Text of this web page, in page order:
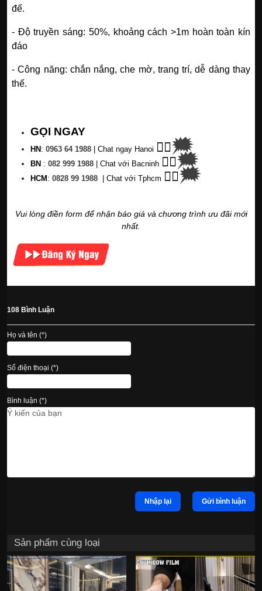
đế.
- Độ truyền sáng: 50%, khoảng cách >1m hoàn toàn kín
đáo
- Công năng: chắn nắng, che mờ, trang trí, dễ dàng thay
thế.
GỌI NGAY
HN : 0963 64 1988 | Chat ngay Hanoi 👉🏽🗯
BN : 082 999 1988 | Chat với Bacninh 👉🏽🗯
HCM : 0828 99 1988 Chat với Tphcm 👉🏽🗯
Vui lòng điền form để nhận báo giá và chương trình ưu đãi mới
nhất.
108 Bình Luận
Họ và tên (*)
Số điện thoại (*)
Bình luận (*)
Nhập lại Gửi bình luận
Sản phẩm cùng loại